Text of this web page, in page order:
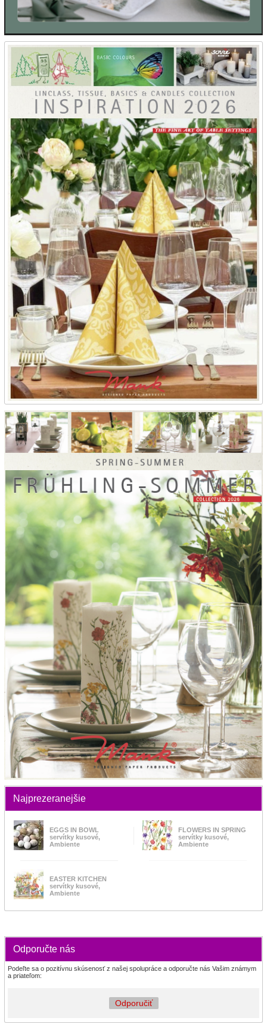
Najprezeranejšie
EGGS IN BOWL
servítky kusové,
Ambiente
FLOWERS IN SPRING
servítky kusové,
Ambiente
EASTER KITCHEN
servítky kusové,
Ambiente
Odporučte nás
Podeľte sa o pozitívnu skúsenosť z našej spolupráce a odporučte nás Vašim známym
a priateľom:
Odporučiť